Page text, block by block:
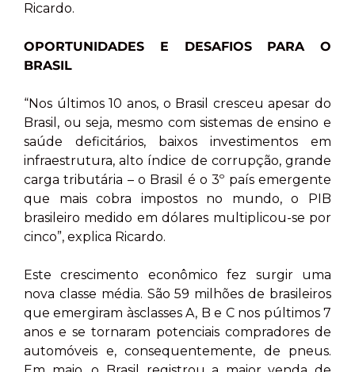
Ricardo.
OPORTUNIDADES E DESAFIOS
PARA O
BRASIL
“Nos últimos 10 anos, o Brasil cresceu apesar do
Brasil, ou seja, mesmo com sistemas de ensino e
saúde deficitários, baixos investimentos em
infraestrutura, alto índice de corrupção, grande
carga tributária – o Brasil é o 3º país emergente
que mais cobra impostos no mundo, o PIB
brasileiro medido em dólares multiplicou-se por
cinco”, explica Ricardo.
Este crescimento econômico fez surgir uma
nova classe média. São 59 milhões de brasileiros
que emergiram àsclasses A, B e C nos púltimos 7
anos e se tornaram potenciais compradores de
automóveis e, consequentemente, de pneus.